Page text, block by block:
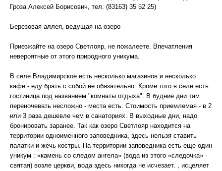
Гроза Алексей Борисович, тел. (83163) 35 52 25)
Березовая аллея, ведущая на озеро
Приезжайте на озеро Светлояр, не пожалеете. Впечатления
невероятные от этого природного уникума.
В селе Владимирское есть несколько магазинов и несколько
кафе - еду брать с собой не обязательно. Кроме того в селе есть
гостиница под названием "комнаты отдыха". В будние дни там
переночевать несложно - места есть. Стоимость приемлемая - в 2
или 3 раза дешевле чем в санаториях. В выходные дни, надо
бронировать заранее. Так как озеро Светлояр находится на
территории одноименного заповедника, здесь нельзя ставить
палатки и жечь костры. На территории заповедника есть еще один
уникум : «камень со следом ангела» (вода из этого «следочка» -
святая) возле церкви, вода здесь никогда не исчезает. , исцеляет